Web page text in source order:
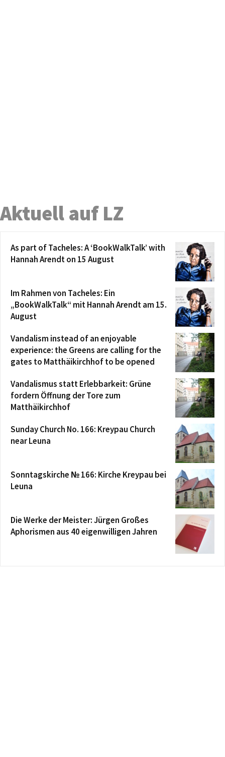
Aktuell auf LZ
As part of Tacheles: A ‘BookWalkTalk’ with
Hannah Arendt on 15 August
Im Rahmen von Tacheles: Ein
„BookWalkTalk“ mit Hannah Arendt am 15.
August
Vandalism instead of an enjoyable
experience: the Greens are calling for the
gates to Matthäikirchhof to be opened
Vandalismus statt Erlebbarkeit: Grüne
fordern Öffnung der Tore zum
Matthäikirchhof
Sunday Church No. 166: Kreypau Church
near Leuna
Sonntagskirche № 166: Kirche Kreypau bei
Leuna
Die Werke der Meister: Jürgen Großes
Aphorismen aus 40 eigenwilligen Jahren